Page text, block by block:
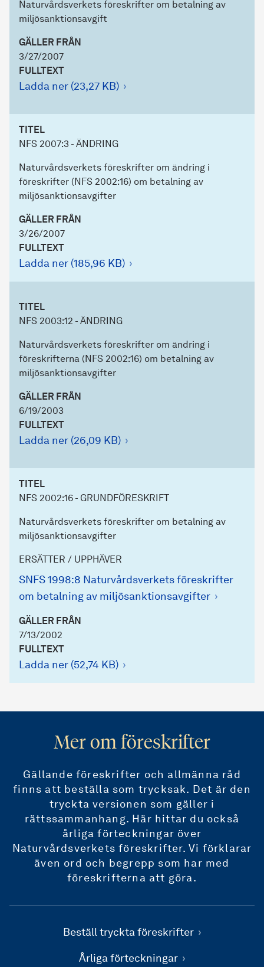
Naturvårdsverkets föreskrifter om betalning av
miljösanktionsavgift
GÄLLER FRÅN
3/27/2007
FULLTEXT
Ladda ner (23,27 KB)
TITEL
NFS 2007:3 - ÄNDRING
Naturvårdsverkets föreskrifter om ändring i
föreskrifter (NFS 2002:16) om betalning av
miljösanktionsavgifter
GÄLLER FRÅN
3/26/2007
FULLTEXT
Ladda ner (185,96 KB)
TITEL
NFS 2003:12 - ÄNDRING
Naturvårdsverkets föreskrifter om ändring i
föreskrifterna (NFS 2002:16) om betalning av
miljösanktionsavgifter
GÄLLER FRÅN
6/19/2003
FULLTEXT
Ladda ner (26,09 KB)
TITEL
NFS 2002:16 - GRUNDFÖRESKRIFT
Naturvårdsverkets föreskrifter om betalning av
miljösanktionsavgifter
ERSÄTTER / UPPHÄVER
SNFS 1998:8 Naturvårdsverkets föreskrifter
om betalning av miljösanktionsavgifter
GÄLLER FRÅN
7/13/2002
FULLTEXT
Ladda ner (52,74 KB)
Mer om föreskrifter
Gällande föreskrifter och allmänna råd
finns att beställa som trycksak. Det är den
tryckta versionen som gäller i
rättssammanhang. Här hittar du också
årliga förteckningar över
Naturvårdsverkets föreskrifter. Vi förklarar
även ord och begrepp som har med
föreskrifterna att göra.
Beställ tryckta föreskrifter
Årliga förteckningar